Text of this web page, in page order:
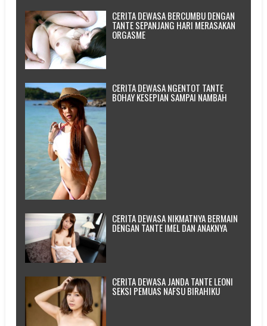
CERITA DEWASA BERCUMBU DENGAN
TANTE SEPANJANG HARI MERASAKAN
ORGASME
CERITA DEWASA NGENTOT TANTE
BOHAY KESEPIAN SAMPAI NAMBAH
CERITA DEWASA NIKMATNYA BERMAIN
DENGAN TANTE IMEL DAN ANAKNYA
CERITA DEWASA JANDA TANTE LEONI
SEKSI PEMUAS NAFSU BIRAHIKU